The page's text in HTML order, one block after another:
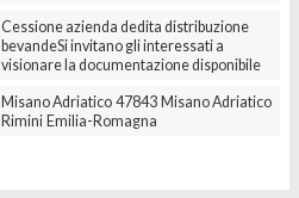
Cessione azienda dedita distribuzione
bevandeSi invitano gli interessati a
visionare la documentazione disponibile
Misano Adriatico 47843 Misano Adriatico
Rimini Emilia-Romagna